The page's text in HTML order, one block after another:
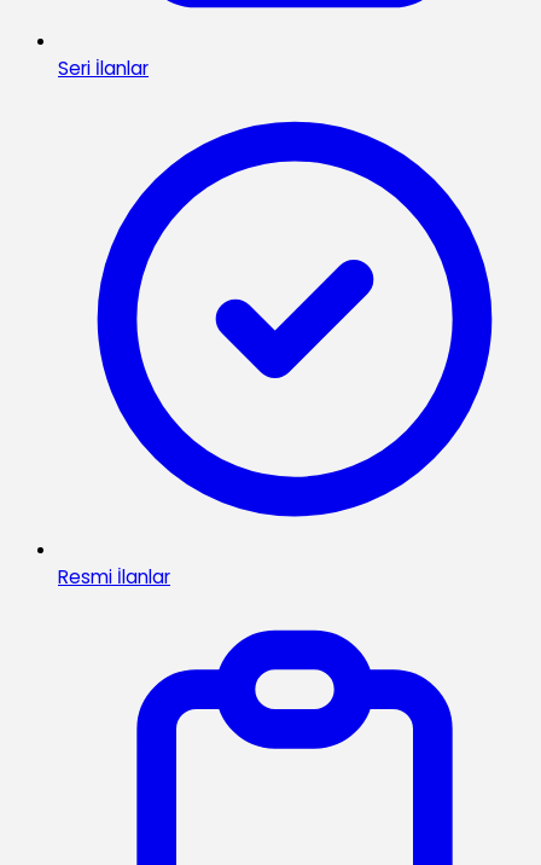
Seri İlanlar
Resmi İlanlar